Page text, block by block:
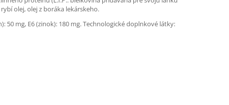
olej, olej z boráka lekárskeho.
50 mg, E6 (zinok): 180 mg. Technologické doplnkové látky: